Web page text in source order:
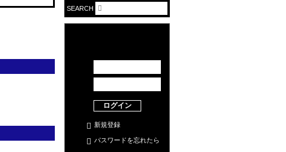
SEARCH
ログイン
新規登録
パスワードを忘れたら